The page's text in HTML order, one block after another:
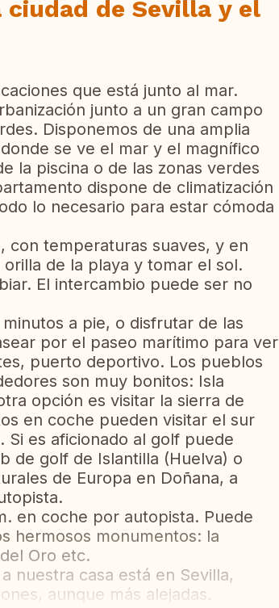
de Sevilla y el
que está junto al mar.
junto a un gran campo
Disponemos de una amplia
se ve el mar y el magnífico
la piscina o de las zonas verdes
dispone de climatización
lo necesario para estar cómoda
con temperaturas suaves, y en
de la playa y tomar el sol.
El intercambio puede ser no
a pie, o disfrutar de las
por el paseo marítimo para ver
puerto deportivo. Los pueblos
son muy bonitos: Isla
opción es visitar la sierra de
en coche pueden visitar el sur
es aficionado al golf puede
de golf de Islantilla (Huelva) o
de Europa en Doñana, a
en coche por autopista. Puede
hermosos monumentos: la
Oro etc.
nuestra casa está en Sevilla,
aunque más alejadas.